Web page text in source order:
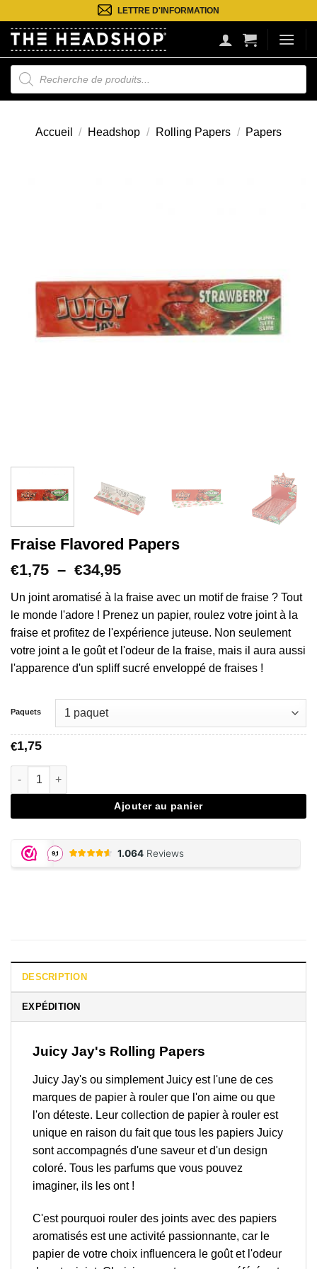
au
contenu
LETTRE D'INFORMATION
Recherche
de
produits
Accueil / Headshop / Rolling Papers / Papers
Fraise Flavored Papers
€1,75 – €34,95Plage
prix :
€1,75
à
€34,95
Un joint aromatisé à la fraise avec un motif de fraise ? Tout
le monde l'adore ! Prenez un papier, roulez votre joint à la
fraise et profitez de l'expérience juteuse. Non seulement
votre joint a le goût et l'odeur de la fraise, mais il aura aussi
l'apparence d'un spliff sucré enveloppé de fraises !
Paquets
€1,75
quantité de Strawberry Flavored Papers
Ajouter au panier
DESCRIPTION
EXPÉDITION
Juicy Jay's Rolling Papers
Juicy Jay's ou simplement Juicy est l'une de ces
marques de papier à rouler que l'on aime ou que
l'on déteste. Leur collection de papier à rouler est
unique en raison du fait que tous les papiers Juicy
sont accompagnés d'une saveur et d'un design
coloré. Tous les parfums que vous pouvez
imaginer, ils les ont !
C'est pourquoi rouler des joints avec des papiers
aromatisés est une activité passionnante, car le
papier de votre choix influencera le goût et l'odeur